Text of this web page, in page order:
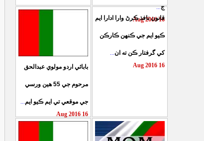
ج...
16 Aug 2016
بابائي اردو مولوي عبدالحق
مرحوم جي 55 هين ورسي
جي موقعي تي ايم ڪيو ايم
16 Aug 2016
قانون نافذ ڪرڻ وارا ادارا ايم
ڪيو ايم جي ڪنهن ڪارڪن
کي گرفتار ڪن ته ان...
16 Aug 2016